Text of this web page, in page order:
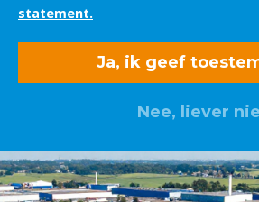
statement.
Ja, ik geef
Nee, liever